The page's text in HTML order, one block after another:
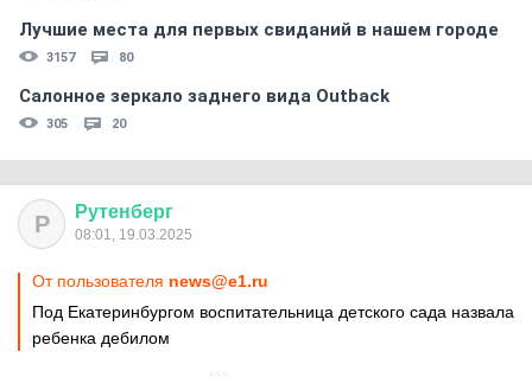
Лучшие места для первых свиданий в нашем городе
3157 80
Салонное зеркало заднего вида Outback
305 20
Р Рутенберг
08:01, 19.03.2025
От пользователя news@e1.ru
Под Екатеринбургом воспитательница детского сада назвала
ребенка дебилом